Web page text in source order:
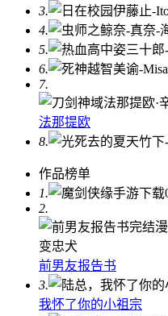
3.
4.
5.
6.
7.
法那提欧
8.
作品榜单
1.
2.
前男友报告书
3.
我怀了你的小祖宗